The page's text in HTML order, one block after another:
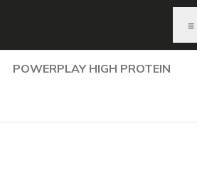
≡
POWERPLAY HIGH PROTEIN